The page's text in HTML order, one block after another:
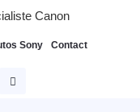
Canon
Sony Contact